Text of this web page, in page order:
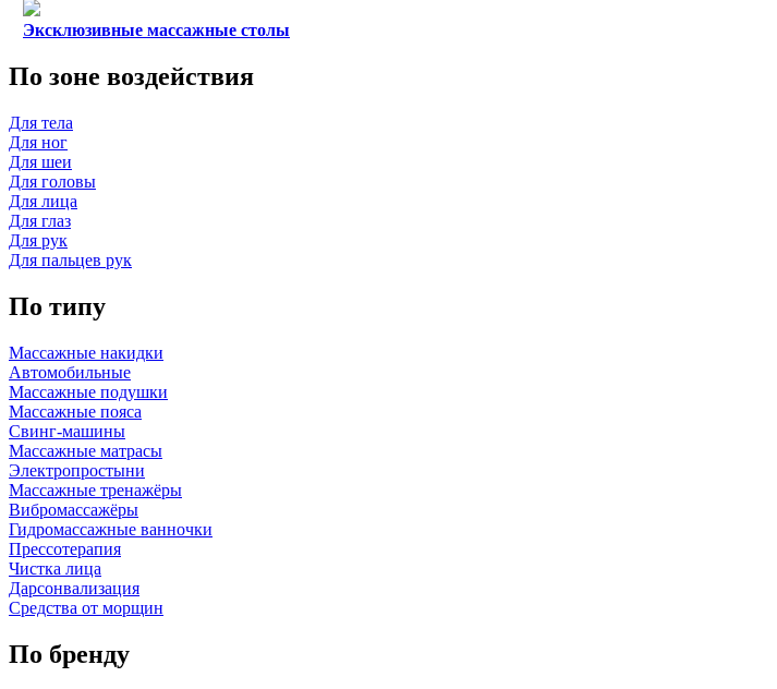
Эксклюзивные массажные столы
По зоне воздействия
Для тела
Для ног
Для шеи
Для головы
Для лица
Для глаз
Для рук
Для пальцев рук
По типу
Массажные накидки
Автомобильные
Массажные подушки
Массажные пояса
Свинг-машины
Массажные матрасы
Электропростыни
Массажные тренажёры
Вибромассажёры
Гидромассажные ванночки
Прессотерапия
Чистка лица
Дарсонвализация
Средства от морщин
По бренду